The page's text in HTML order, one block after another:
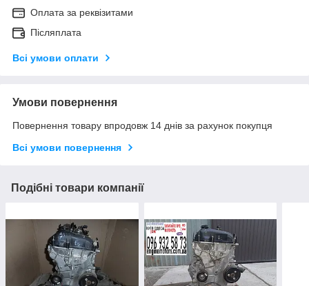
Оплата за реквізитами
Післяплата
Всі умови оплати
Умови повернення
Повернення товару впродовж 14 днів за рахунок покупця
Всі умови повернення
Подібні товари компанії